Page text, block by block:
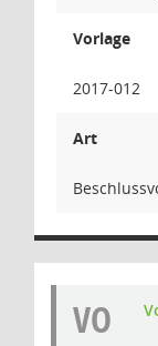
Vorlage
2017-012
Art
VO